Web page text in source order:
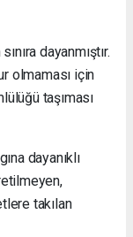
dayanmıştır.
olmaması için
taşıması
dayanıklı
takılan